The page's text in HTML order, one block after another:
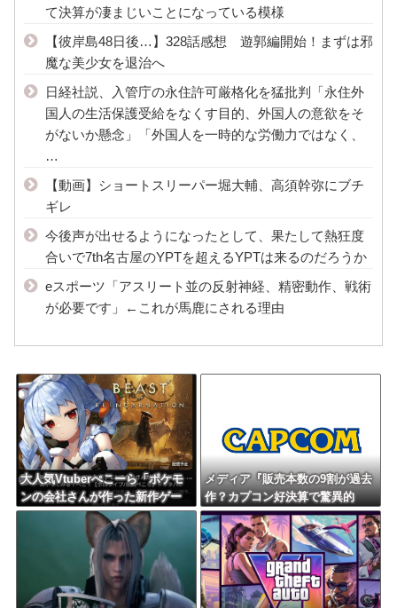
て決算が凄まじいことになっている模様
【彼岸島48日後…】328話感想 遊郭編開始！まずは邪
魔な美少女を退治へ
日経社説、入管庁の永住許可厳格化を猛批判「永住外
国人の生活保護受給をなくす目的、外国人の意欲をそ
がないか懸念」「外国人を一時的な労働力ではなく、
…
【動画】ショートスリーパー堀大輔、高須幹弥にブチ
ギレ
今後声が出せるようになったとして、果たして熱狂度
合いで7th名古屋のYPTを超えるYPTは来るのだろうか
eスポーツ「アスリート並の反射神経、精密動作、戦術
が必要です」←これが馬鹿にされる理由
大人気Vtuberぺこーら「ポケモ
ンの会社さんが作った新作ゲー
ムやってみる！」
メディア『販売本数の9割が過去
作？カプコン好決算で驚異的
な“リピート販売”の成果が明ら
かに』